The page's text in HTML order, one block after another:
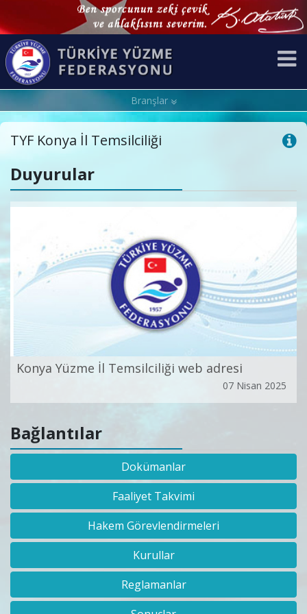
Branşlar
TYF Konya İl Temsilciliği
Duyurular
Konya Yüzme İl Temsilciliği web adresi
07 Nisan 2025
Bağlantılar
Dokümanlar
Faaliyet Takvimi
Hakem Görevlendirmeleri
Kurullar
Reglamanlar